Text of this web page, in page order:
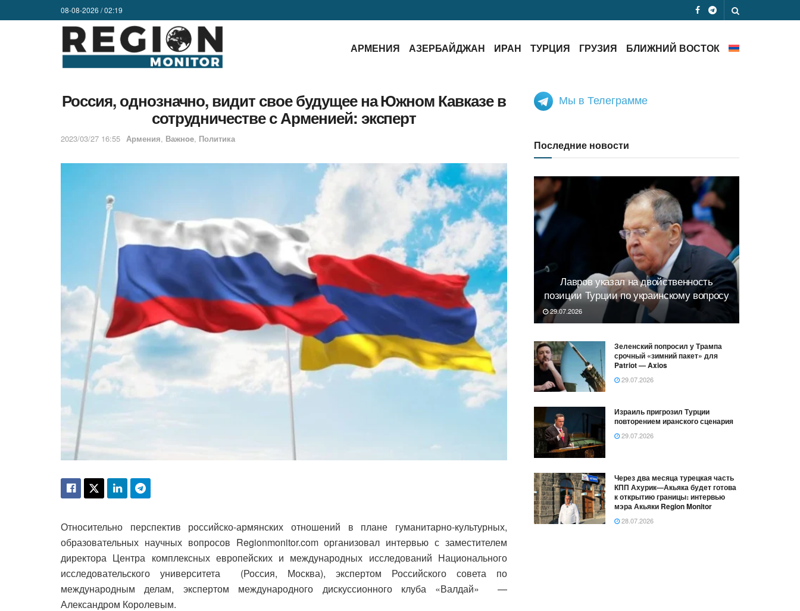
08-08-2026 / 02:19
АРМЕНИЯ АЗЕРБАЙДЖАН ИРАН ТУРЦИЯ ГРУЗИЯ БЛИЖНИЙ ВОСТОК
Россия, однозначно, видит свое будущее на Южном Кавказе в
сотрудничестве с Арменией: эксперт
2023/03/27 16:55 Армения, Важнoe, Политика
Относительно перспектив российско-армянских отношений в плане гуманитарно-культурных,
образовательных научных вопросов Regionmonitor.com организовал интервью с заместителем
директора Центра комплексных европейских и международных исследований Национального
исследовательского университета (Россия, Москва), экспертом Российского совета по
международным делам, экспертом международного дискуссионного клуба «Валдай» —
Александром Королевым.
Мы в Телеграмме
Последние новости
Лавров указал на двойственность
позиции Турции по украинскому вопросу
29.07.2026
Зеленский попросил у Трампа
срочный «зимний пакет» для
Patriot — Axios
29.07.2026
Израиль пригрозил Турции
повторением иранского сценария
29.07.2026
Через два месяца турецкая часть
КПП Ахурик—Акьяка будет готова
к открытию границы։ интервью
мэра Акьяки Region Monitor
28.07.2026